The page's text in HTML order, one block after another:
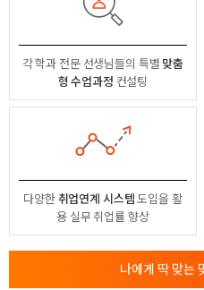
각 학과 전문 선생님들의 특별 맞춤
형 수업과정 컨설팅
다양한취업연계 시스템도입을 활
용실무 취업률 향상
나에게 딱 맞는